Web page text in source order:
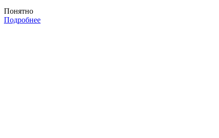
Понятно
Подробнее